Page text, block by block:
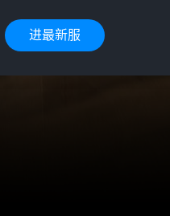
进最新服